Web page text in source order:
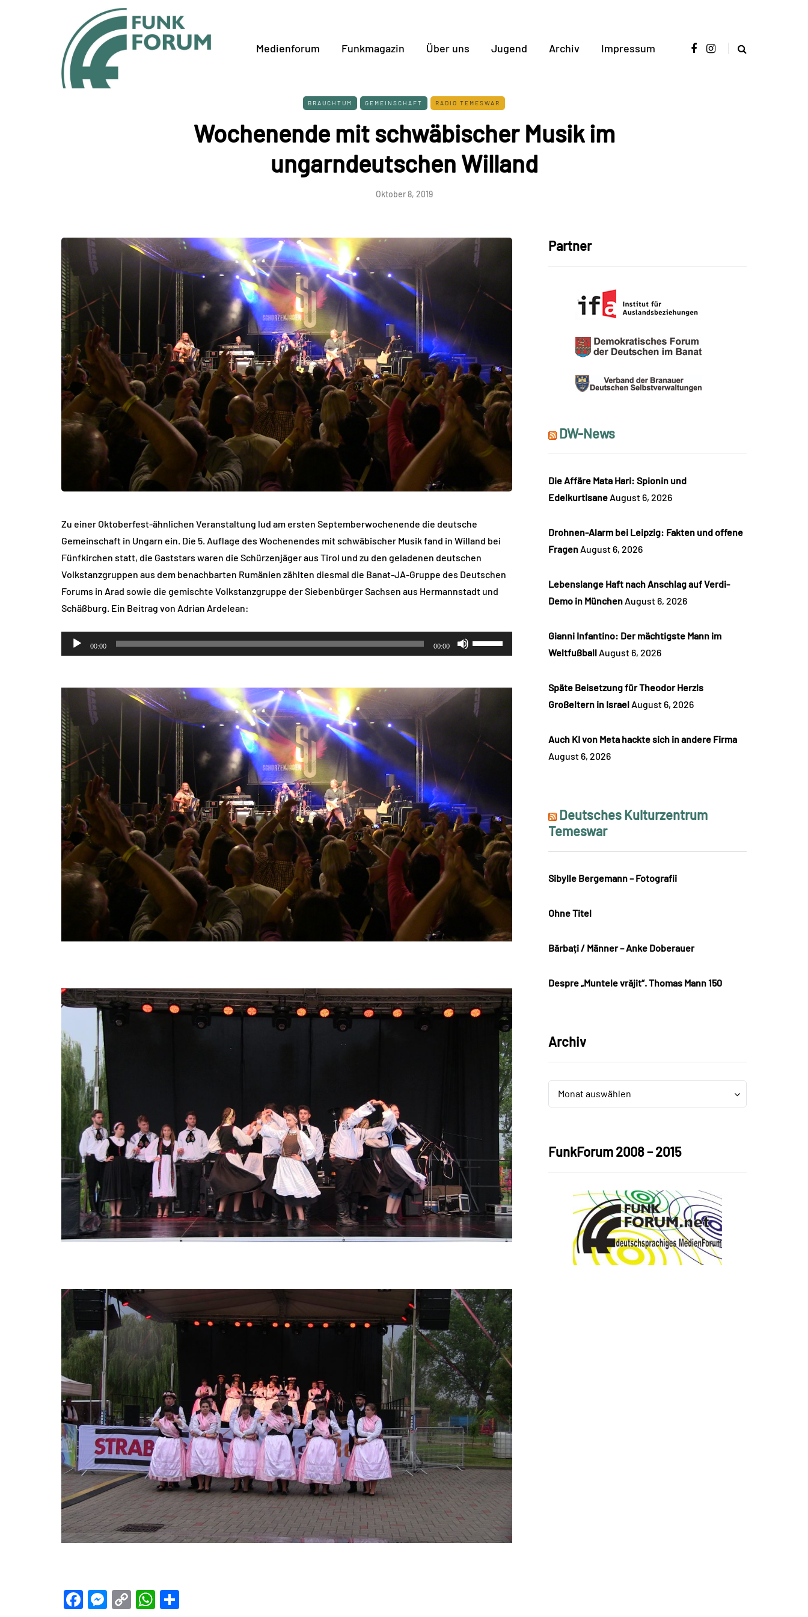
Medienforum Funkmagazin Über uns Jugend Archiv Impressum
BRAUCHTUM GEMEINSCHAFT RADIO TEMESWAR
Wochenende mit schwäbischer Musik im
ungarndeutschen Willand
Oktober 8, 2019
Zu einer Oktoberfest-ähnlichen Veranstaltung lud am ersten Septemberwochenende die deutsche
Gemeinschaft in Ungarn ein. Die 5. Auflage des Wochenendes mit schwäbischer Musik fand in Willand bei
Fünfkirchen statt, die Gaststars waren die Schürzenjäger aus Tirol und zu den geladenen deutschen
Volkstanzgruppen aus dem benachbarten Rumänien zählten diesmal die Banat-JA-Gruppe des Deutschen
Forums in Arad sowie die gemischte Volkstanzgruppe der Siebenbürger Sachsen aus Hermannstadt und
Schäßburg. Ein Beitrag von Adrian Ardelean:
Audio-
Player
00:00 00:00
Pfeiltasten
Hoch/Runter
um
die
zu
regeln.
Facebook
Messenger
CopyWhatsApp
Partner
DW-News
Die Affäre Mata Hari: Spionin und
Edelkurtisane August 6, 2026
Drohnen-Alarm bei Leipzig: Fakten und offene
Fragen August 6, 2026
Lebenslange Haft nach Anschlag auf Verdi-
Demo in München August 6, 2026
Gianni Infantino: Der mächtigste Mann im
Weltfußball August 6, 2026
Späte Beisetzung für Theodor Herzls
Großeltern in Israel August 6, 2026
Auch KI von Meta hackte sich in andere Firma
August 6, 2026
Deutsches Kulturzentrum
Temeswar
Sibylle Bergemann – Fotografii
Ohne Titel
Bărbați / Männer – Anke Doberauer
Despre „Muntele vrăjit“. Thomas Mann 150
Archiv
Archiv
Monat auswählen
Archiv
FunkForum 2008 – 2015